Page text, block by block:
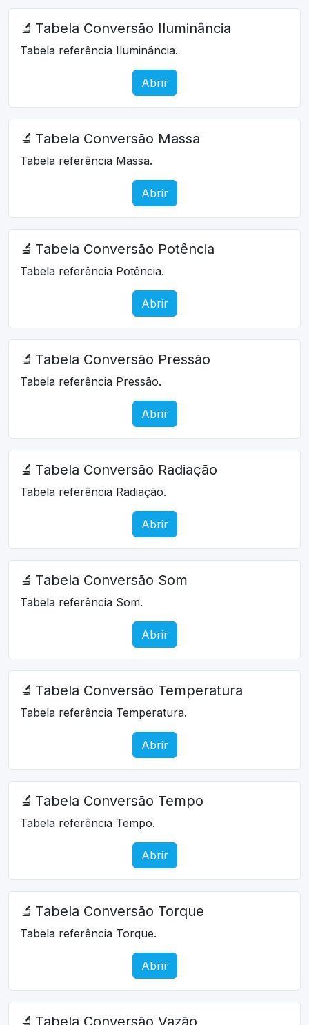
🔬 Tabela Conversão Iluminância
Tabela referência Iluminância.
Abrir
🔬 Tabela Conversão Massa
Tabela referência Massa.
Abrir
🔬 Tabela Conversão Potência
Tabela referência Potência.
Abrir
🔬 Tabela Conversão Pressão
Tabela referência Pressão.
Abrir
🔬 Tabela Conversão Radiação
Tabela referência Radiação.
Abrir
🔬 Tabela Conversão Som
Tabela referência Som.
Abrir
🔬 Tabela Conversão Temperatura
Tabela referência Temperatura.
Abrir
🔬 Tabela Conversão Tempo
Tabela referência Tempo.
Abrir
🔬 Tabela Conversão Torque
Tabela referência Torque.
Abrir
🔬 Tabela Conversão Vazão